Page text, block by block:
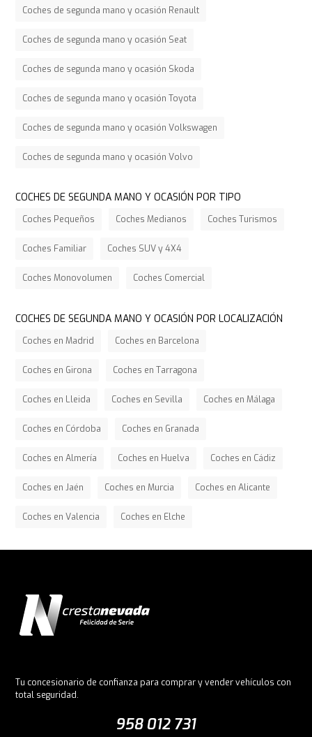
Coches de segunda mano y ocasión Renault
Coches de segunda mano y ocasión Seat
Coches de segunda mano y ocasión Skoda
Coches de segunda mano y ocasión Toyota
Coches de segunda mano y ocasión Volkswagen
Coches de segunda mano y ocasión Volvo
COCHES DE SEGUNDA MANO Y OCASIÓN POR TIPO
Coches Pequeños Coches Medianos Coches Turismos
Coches Familiar Coches SUV y 4X4
Coches Monovolumen Coches Comercial
COCHES DE SEGUNDA MANO Y OCASIÓN POR LOCALIZACIÓN
Coches en Madrid Coches en Barcelona
Coches en Girona Coches en Tarragona
Coches en Lleida Coches en Sevilla Coches en Málaga
Coches en Córdoba Coches en Granada
Coches en Almería Coches en Huelva Coches en Cádiz
Coches en Jaén Coches en Murcia Coches en Alicante
Coches en Valencia Coches en Elche
Tu concesionario de confianza para comprar y vender vehículos con
total seguridad.
958 012 731